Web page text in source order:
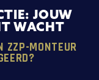
JOUW
WACHT
ZZP-MONTEUR